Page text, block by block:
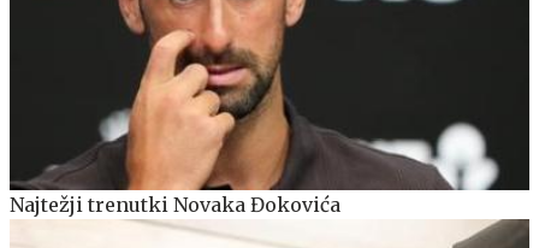
Najtežji trenutki Novaka Đokovića